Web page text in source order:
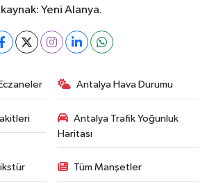
kaynak: Yeni Alanya.
Antalya Hava Durumu
Antalya Trafik Yoğunluk
Haritası
Tüm Manşetler